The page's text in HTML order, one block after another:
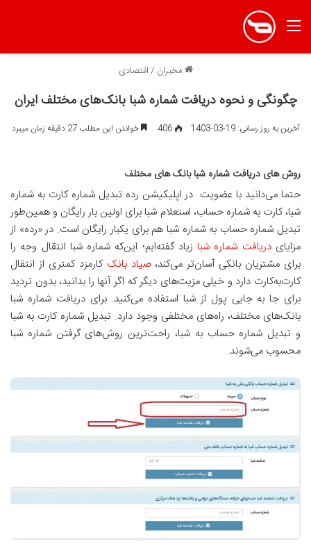
منو
مخبران /اقتصادی
چگونگی و نحوه دریافت شماره شبا بانک‌های مختلف ایران
آخرین به روز رسانی: 19-03-1403 406 خواندن این مطلب 27 دقیقه زمان میبرد
روش های دریافت شماره شبا بانک های مختلف
حتما می‌دانید با عضویت در اپلیکیشن رده تبدیل شماره کارت به شماره
شبا، کارت به شماره حساب، استعلام شبا برای اولین بار رایگان و همین‌طور
تبدیل شماره حساب به شماره شبا هم برای یکبار رایگان است. در «رده» از
مزایایدریافت شماره شبازیاد گفته‌ایم؛ این‌که شماره شبا انتقال وجه را
برای مشتریان بانکی آسان‌تر می‌کند،صیاد بانک کارمزد کمتری از انتقال
کارت‌به‌کارت دارد و خیلی مزیت‌های دیگر که اگر آنها را بدانید، بدون تردید
برای جا به جایی پول از شبا استفاده می‌کنید. برای دریافت شماره شبا
بانک‌های مختلف، راه‌های مختلفی وجود دارد. تبدیل شماره کارت به شبا
و تبدیل شماره حساب به شبا، راحت‌ترین روش‌های گرفتن شماره شبا
محسوب می‌شوند.